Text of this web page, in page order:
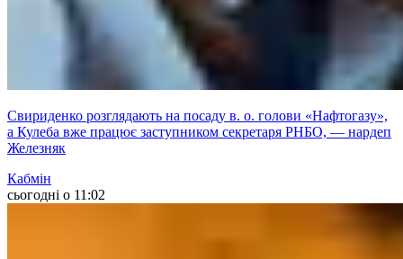
Свириденко розглядають на посаду в. о. голови «Нафтогазу»,
а Кулеба вже працює заступником секретаря РНБО, — нардеп
Железняк
Кабмін
сьогодні о 11:02